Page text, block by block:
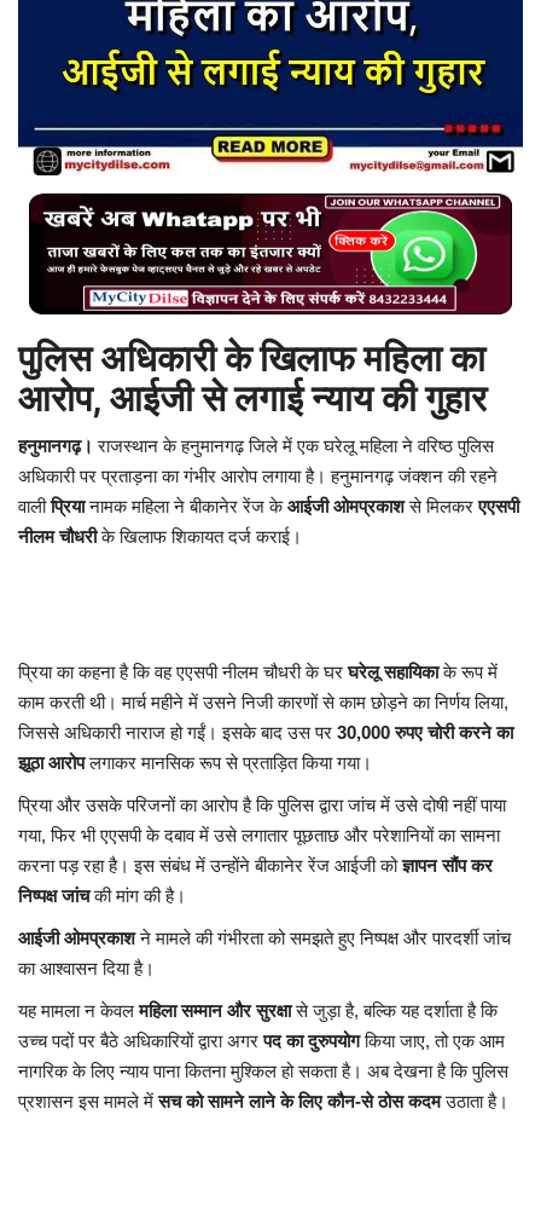
Language
English Hindi
पुलिस अधिकारी के खिलाफ महिला का
आरोप, आईजी से लगाई न्याय की गुहार
हनुमानगढ़।राजस्थान के हनुमानगढ़ जिले में एक घरेलू महिला ने वरिष्ठ पुलिस
अधिकारी पर प्रताड़ना का गंभीर आरोप लगाया है। हनुमानगढ़ जंक्शन की रहने
वालीप्रियानामक महिला ने बीकानेर रेंज केआईजी ओमप्रकाशसे मिलकरएएसपी
नीलम चौधरीके खिलाफ शिकायत दर्ज कराई।
प्रिया का कहना है कि वह एएसपी नीलम चौधरी के घरघरेलू सहायिकाके रूप में
काम करती थी। मार्च महीने में उसने निजी कारणों से काम छोड़ने का निर्णय लिया,
जिससे अधिकारी नाराज हो गईं। इसके बाद उस पर 30,000 रुपए चोरी करने का
झूठा आरोपलगाकर मानसिक रूप से प्रताड़ित किया गया।
प्रिया और उसके परिजनों का आरोप है कि पुलिस द्वारा जांच में उसे दोषी नहीं पाया
गया, फिर भी एएसपी के दबाव में उसे लगातार पूछताछ और परेशानियों का सामना
करना पड़ रहा है। इस संबंध में उन्होंने बीकानेर रेंज आईजी कोज्ञापन सौंप कर
निष्पक्ष जांचकी मांग की है।
आईजी ओमप्रकाशने मामले की गंभीरता को समझते हुए निष्पक्ष और पारदर्शी जांच
का आश्वासन दिया है।
यह मामला न केवलमहिला सम्मान और सुरक्षासे जुड़ा है, बल्कि यह दर्शाता है कि
उच्च पदों पर बैठे अधिकारियों द्वारा अगरपद का दुरुपयोगकिया जाए, तो एक आम
नागरिक के लिए न्याय पाना कितना मुश्किल हो सकता है। अब देखना है कि पुलिस
प्रशासन इस मामले मेंसच को सामने लाने के लिए कौन-से ठोस कदमउठाता है।